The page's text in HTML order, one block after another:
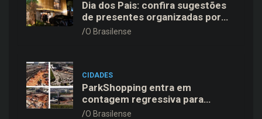
Dia dos Pais: confira sugestões
de presentes organizadas por
faixas de preço
O Brasilense
CIDADES
ParkShopping entra em
contagem regressiva para
inaugurar 10ª Expansão em 18
O Brasilense